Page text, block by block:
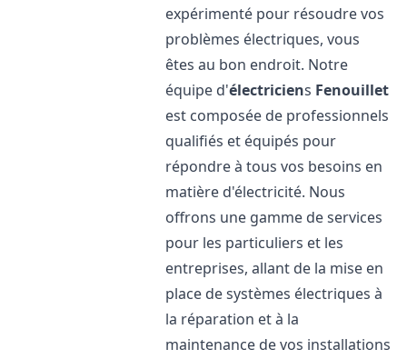
expérimenté pour résoudre vos
problèmes électriques, vous
êtes au bon endroit. Notre
équipe d'électriciens Fenouillet
est composée de professionnels
qualifiés et équipés pour
répondre à tous vos besoins en
matière d'électricité. Nous
offrons une gamme de services
pour les particuliers et les
entreprises, allant de la mise en
place de systèmes électriques à
la réparation et à la
maintenance de vos installations